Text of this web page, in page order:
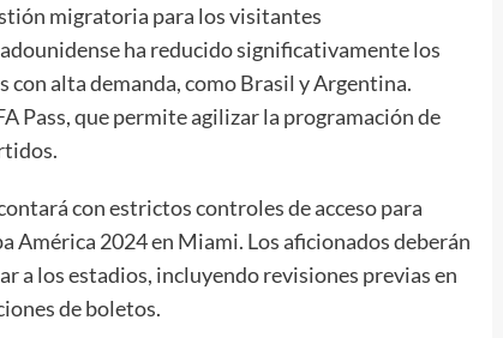
migratoria para los visitantes
ha reducido significativamente los
con alta demanda, como Brasil y Argentina.
Pass, que permite agilizar la programación de
con estrictos controles de acceso para
2024 en Miami. Los aficionados deberán
a los estadios, incluyendo revisiones previas en
de boletos.